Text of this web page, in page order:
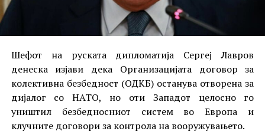
Шефот на руската дипломатија Сергеј Лавров
денеска изјави дека Организацијата договор за
колективна безбедност (ОДКБ) останува отворена за
дијалог со НАТО, но оти Западот целосно го
уништил безбедносниот систем во Европа и
клучните договори за контрола на вооружувањето.